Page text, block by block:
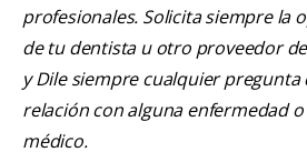
profesionales. Solicita siempre la
de tu dentista u otro proveedor
y Dile siempre cualquier pregunta
relación con alguna enfermedad
médico.